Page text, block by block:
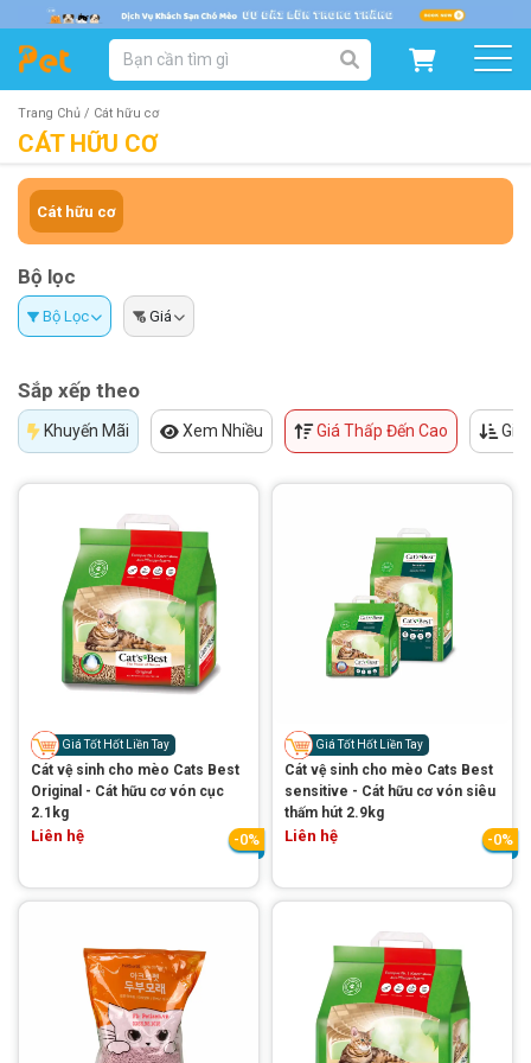
DANH MỤC SẢN PHẨM
SẢN PHẨM DÀNH CHO MÈO
SẨN PHẨM THEO THƯƠNG HIỆU
GIỚI THIỆU
DỊCH VỤ
Khách sạn chó mèo Spa chó mèo
Dịch vụ cắt tỉa lông chó
Dịch vụ huấn luyện chó
TIN TỨC
Trang Chủ / Cát hữu cơ
CÁT HỮU CƠ
Cát hữu cơ
Bộ lọc
Bộ Lọc Giá
Sắp xếp theo
Khuyến Mãi Xem Nhiều Giá Thấp Đến Cao Giá
Giá Tốt Hốt Liền Tay
Cát vệ sinh cho mèo Cats Best
Original - Cát hữu cơ vón cục
2.1kg
Liên hệ -0%
Giá Tốt Hốt Liền Tay
Cát vệ sinh cho mèo Cats Best
sensitive - Cát hữu cơ vón siêu
thấm hút 2.9kg
Liên hệ -0%